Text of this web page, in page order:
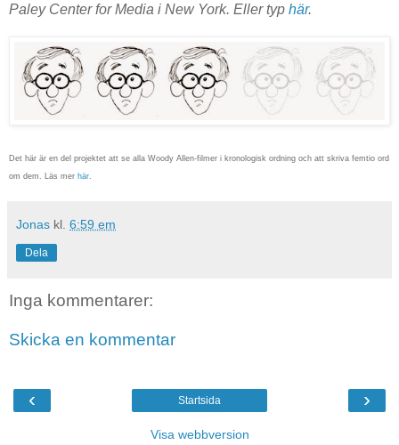
Paley Center for Media i New York. Eller typ här.
Det här är en del projektet att se alla Woody Allen-filmer i kronologisk ordning och att skriva femtio ord
om dem. Läs mer här.
Jonas kl. 6:59 em
Dela
Inga kommentarer:
Skicka en kommentar
‹ ›
Startsida
Visa webbversion